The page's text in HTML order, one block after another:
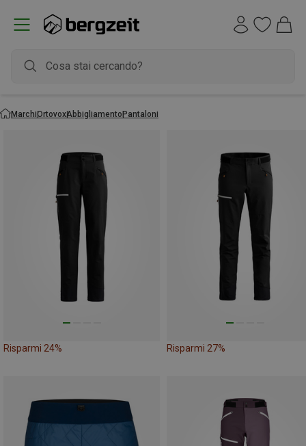
MarchiOrtovoxAbbigliamentoPantaloni
Risparmi 24% Risparmi 27%